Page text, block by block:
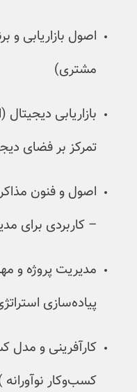
و برند ( ورود
دیجیتال (ادامه و
بر فضای دیجیتال)
و فنون مذاکره (مکمل
برای مدیران در
پروژه و مهندسی ارزش
استراتژی و انجام
و مدل کسب‌وکار
نوآورانه )